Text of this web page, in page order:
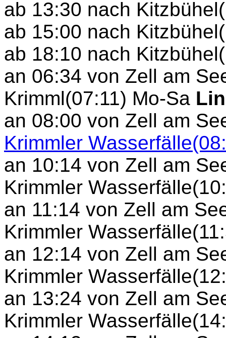
ab 13:30 nach
ab 15:00 nach
ab 18:10 nach
an 06:34 von Zell am
Krimml(07:11) Mo-Sa
an 08:00 von Zell am
Krimmler
an 10:14 von Zell am
Krimmler
an 11:14 von Zell am
Krimmler
an 12:14 von Zell am
Krimmler
an 13:24 von Zell am
Krimmler